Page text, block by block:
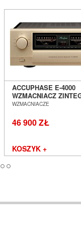
ACCUPHASE E-4000
WZMACNIACZ
SALON POZNAŃ
WZMACNIACZE
46 900 ZŁ
KOSZYK +